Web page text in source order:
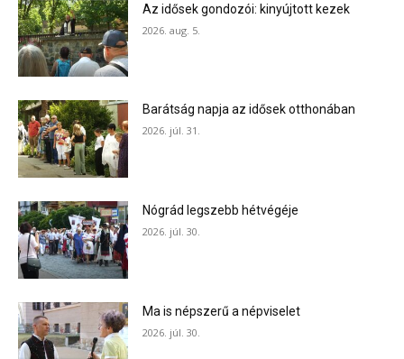
Az idősek gondozói: kinyújtott kezek
2026. aug. 5.
Barátság napja az idősek otthonában
2026. júl. 31.
Nógrád legszebb hétvégéje
2026. júl. 30.
Ma is népszerű a népviselet
2026. júl. 30.